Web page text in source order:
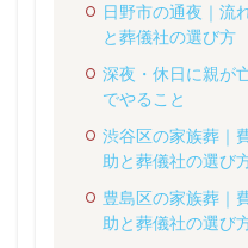
日野市の通夜｜流
と葬儀社の選び方
深夜・休日に親が
でやること
渋谷区の家族葬｜
助と葬儀社の選び
豊島区の家族葬｜
助と葬儀社の選び